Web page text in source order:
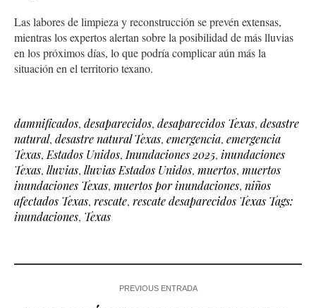
Las labores de limpieza y reconstrucción se prevén extensas,
mientras los expertos alertan sobre la posibilidad de más lluvias
en los próximos días, lo que podría complicar aún más la
situación en el territorio texano.
damnificados, desaparecidos, desaparecidos Texas, desastre
natural, desastre natural Texas, emergencia, emergencia
Texas, Estados Unidos, Inundaciones 2025, inundaciones
Texas, lluvias, lluvias Estados Unidos, muertos, muertos
inundaciones Texas, muertos por inundaciones, niños
afectados Texas, rescate, rescate desaparecidos Texas Tags:
inundaciones, Texas
PREVIOUS ENTRADA